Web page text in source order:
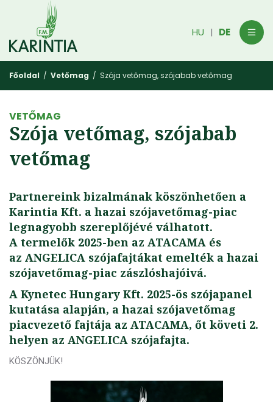
HU | DE
Főoldal / Vetőmag / Szója vetőmag, szójabab vetőmag
VETŐMAG
Szója vetőmag, szójabab
vetőmag
Partnereink bizalmának köszönhetően a
Karintia Kft. a hazai szójavetőmag-piac
legnagyobb szereplőjévé válhatott.
A termelők 2025-ben az ATACAMA és
az ANGELICA szójafajtákat emelték a hazai
szójavetőmag-piac zászlóshajóivá.
A Kynetec Hungary Kft. 2025-ös szójapanel
kutatása alapján, a hazai szójavetőmag
piacvezető fajtája az ATACAMA, őt követi 2.
helyen az ANGELICA szójafajta.
KÖSZÖNJÜK!